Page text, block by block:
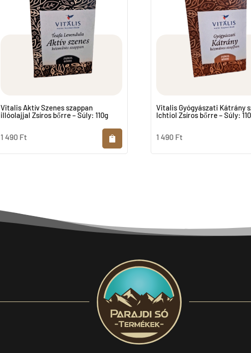
Vitalis Aktív Szenes szappan
illóolajjal Zsíros bőrre – Súly: 110g
1 490 Ft
Vitalis Gyógyászati Kátrány
Ichtiol Zsíros bőrre – Súly:
1 490 Ft